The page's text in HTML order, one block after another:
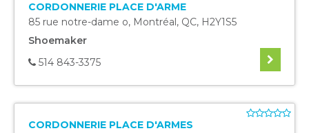
CORDONNERIE PLACE D'ARME
85 rue notre-dame o, Montréal, QC, H2Y1S5
Shoemaker
514 843-3375
CORDONNERIE PLACE D'ARMES